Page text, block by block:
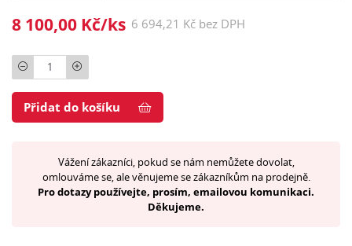
8 100,00 Kč/ks 6 694,21 Kč bez DPH
Počet
Přidat do košíku
Vážení zákazníci, pokud se nám nemůžete dovolat,
omlouváme se, ale věnujeme se zákazníkům na prodejně.
Pro dotazy používejte, prosím, emailovou komunikaci.
Děkujeme.